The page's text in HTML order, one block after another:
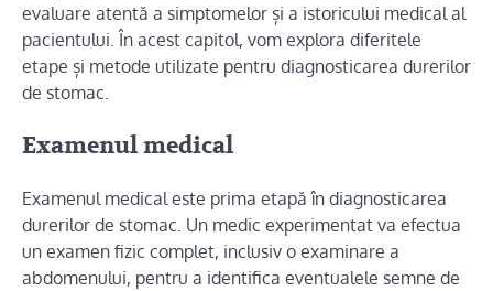
evaluare atentă a simptomelor și a istoricului medical al
pacientului. În acest capitol, vom explora diferitele
etape și metode utilizate pentru diagnosticarea durerilor
de stomac.
Examenul medical
Examenul medical este prima etapă în diagnosticarea
durerilor de stomac. Un medic experimentat va efectua
un examen fizic complet, inclusiv o examinare a
abdomenului, pentru a identifica eventualele semne de